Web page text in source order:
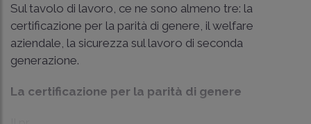
Sul tavolo di lavoro, ce ne sono almeno tre: la
certificazione per la parità di genere, il welfare
aziendale, la sicurezza sul lavoro di seconda
generazione.
La certificazione per la parità di genere